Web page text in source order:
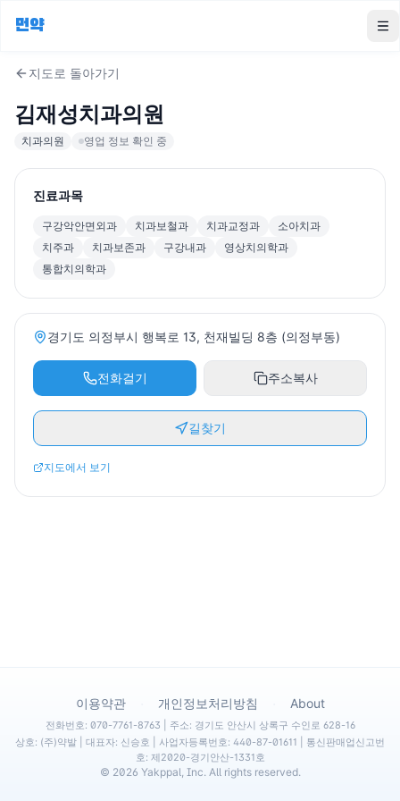
먼약
지도로 돌아가기
김재성치과의원
치과의원 영업 정보 확인 중
진료과목
구강악안면외과 치과보철과 치과교정과
소아치과
치주과
치과보존과 구강내과
영상치의학과
통합치의학과
경기도 의정부시 행복로 13, 천재빌딩 8층 (의정부동)
전화걸기 주소복사
길찾기
지도에서 보기
이용약관 개인정보처리방침 About
전화번호: 070-7761-8763 | 주소: 경기도 안산시 상록구 수인로 628-16
상호: (주)약발 | 대표자: 신승호 | 사업자등록번호: 440-87-01611 | 통신판매업신고번
호: 제2020-경기안산-1331호
© 2026 Yakppal, Inc. All rights reserved.